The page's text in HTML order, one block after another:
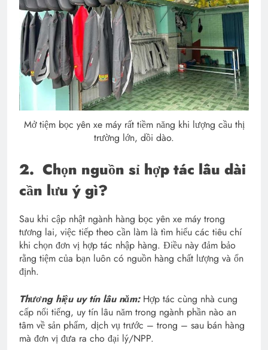
Mở tiệm bọc yên xe máy rất tiềm năng khi lượng cầu thị
trường lớn, dồi dào.
2. Chọn nguồn sỉ hợp tác lâu dài
cần lưu ý gì?
Sau khi cập nhật ngành hàng bọc yên xe máy trong
tương lai, việc tiếp theo cần làm là tìm hiểu các tiêu chí
khi chọn đơn vị hợp tác nhập hàng. Điều này đảm bảo
rằng tiệm của bạn luôn có nguồn hàng chất lượng và ổn
định.
Thương hiệu uy tín lâu năm:Hợp tác cùng nhà cung
cấp nổi tiếng, uy tín lâu năm trong ngành phần nào an
tâm về sản phẩm, dịch vụ trước – trong – sau bán hàng
mà đơn vị đưa ra cho đại lý/NPP.